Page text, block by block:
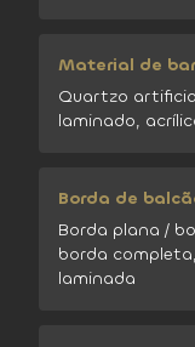
Material de
Quartzo
laminado,
Borda de
Borda plana /
borda
laminada